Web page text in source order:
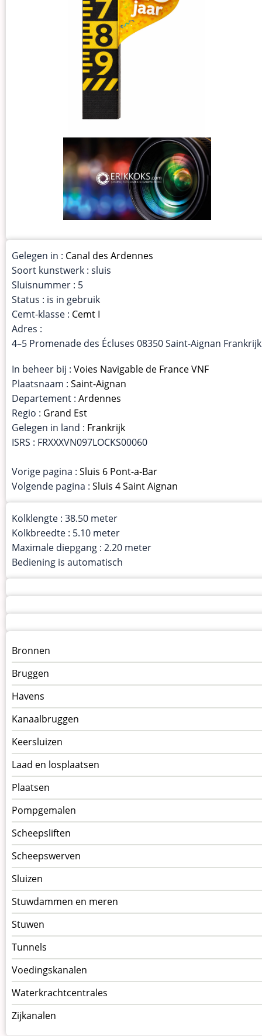
Gelegen in : Canal des Ardennes
Soort kunstwerk : sluis
Sluisnummer : 5
Status : is in gebruik
Cemt-klasse : Cemt I
Adres :
4–5 Promenade des Écluses 08350 Saint-Aignan Frankrijk
In beheer bij : Voies Navigable de France VNF
Plaatsnaam : Saint-Aignan
Departement : Ardennes
Regio : Grand Est
Gelegen in land : Frankrijk
ISRS : FRXXXVN097LOCKS00060
Vorige pagina : Sluis 6 Pont-a-Bar
Volgende pagina : Sluis 4 Saint Aignan
Kolklengte : 38.50 meter
Kolkbreedte : 5.10 meter
Maximale diepgang : 2.20 meter
Bediening is automatisch
Menu
kunstwerken
op
kunstwerkpagina
Bronnen
Bruggen
Havens
Kanaalbruggen
Keersluizen
Laad en losplaatsen
Plaatsen
Pompgemalen
Scheepsliften
Scheepswerven
Sluizen
Stuwdammen en meren
Stuwen
Tunnels
Voedingskanalen
Waterkrachtcentrales
Zijkanalen